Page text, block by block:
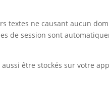
textes ne causant aucun
de session sont
être stockés sur votre